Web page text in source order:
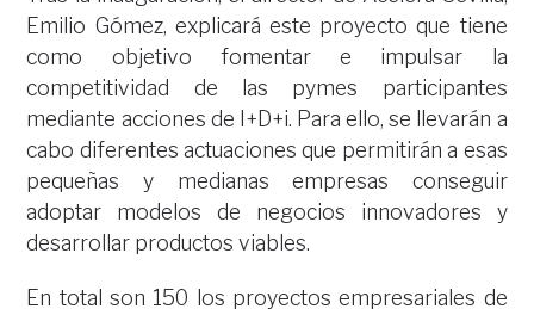
Emilio Gómez, explicará este proyecto que tiene
como objetivo fomentar e impulsar la
competitividad de las pymes participantes
mediante acciones de I+D+i. Para ello, se llevarán a
cabo diferentes actuaciones que permitirán a esas
pequeñas y medianas empresas conseguir
adoptar modelos de negocios innovadores y
desarrollar productos viables.
En total son 150 los proyectos empresariales de